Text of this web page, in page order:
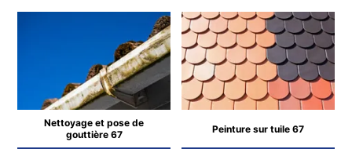
Nettoyage et pose de
gouttière 67
Peinture sur tuile 67